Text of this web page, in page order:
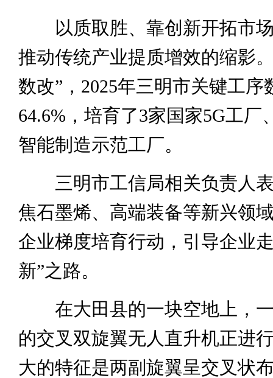
以质取胜、靠创新开拓市场
推动传统产业提质增效的缩影
数改”，2025年三明市关键工序
64.6%，培育了3家国家5G工厂
智能制造示范工厂。
三明市工信局相关负责人表
焦石墨烯、高端装备等新兴领
企业梯度培育行动，引导企业
新”之路。
在大田县的一块空地上，一
的交叉双旋翼无人直升机正进
大的特征是两副旋翼呈交叉状